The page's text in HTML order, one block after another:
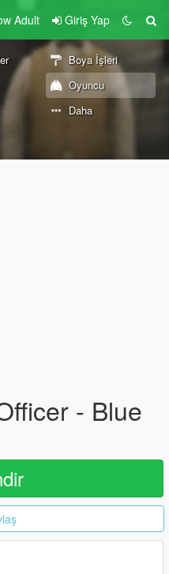
Adult Giriş Yap
Boya İşleri
Oyuncu
Daha
- Blue